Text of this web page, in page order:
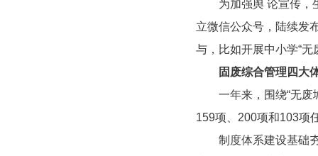
为加强舆 论宣传，生
立微信公众号，陆续发
与，比如开展中小学“无
固废综合管理四大
一年来，围绕“无废城
159项、200项和103项
制度体系建设基础夯